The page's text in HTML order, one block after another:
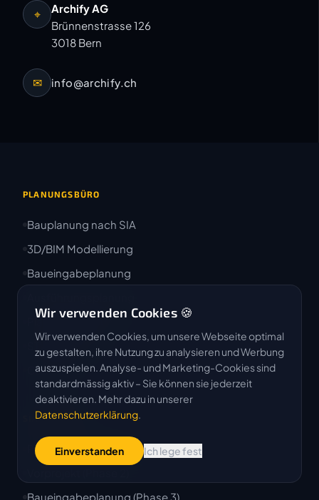
⌖
Archify AG
Brünnenstrasse 126
3018 Bern
✉ info@archify.ch
PLANUNGSBÜRO
Bauplanung nach SIA
3D/BIM Modellierung
Baueingabeplanung
Plandigitalisierung
STWEG-Pläne
CAD-Abo
SIA-PHASEN
Projektstudie (Phase 1)
Baueingabeplanung (Phase 3)
Wir verwenden Cookies 🍪
Wir verwenden Cookies, um unsere Webseite optimal
zu gestalten, ihre Nutzung zu analysieren und Werbung
auszuspielen. Analyse- und Marketing-Cookies sind
standardmässig aktiv – Sie können sie jederzeit
deaktivieren. Mehr dazu in unserer
Datenschutzerklärung.
Einverstanden Ich lege fest